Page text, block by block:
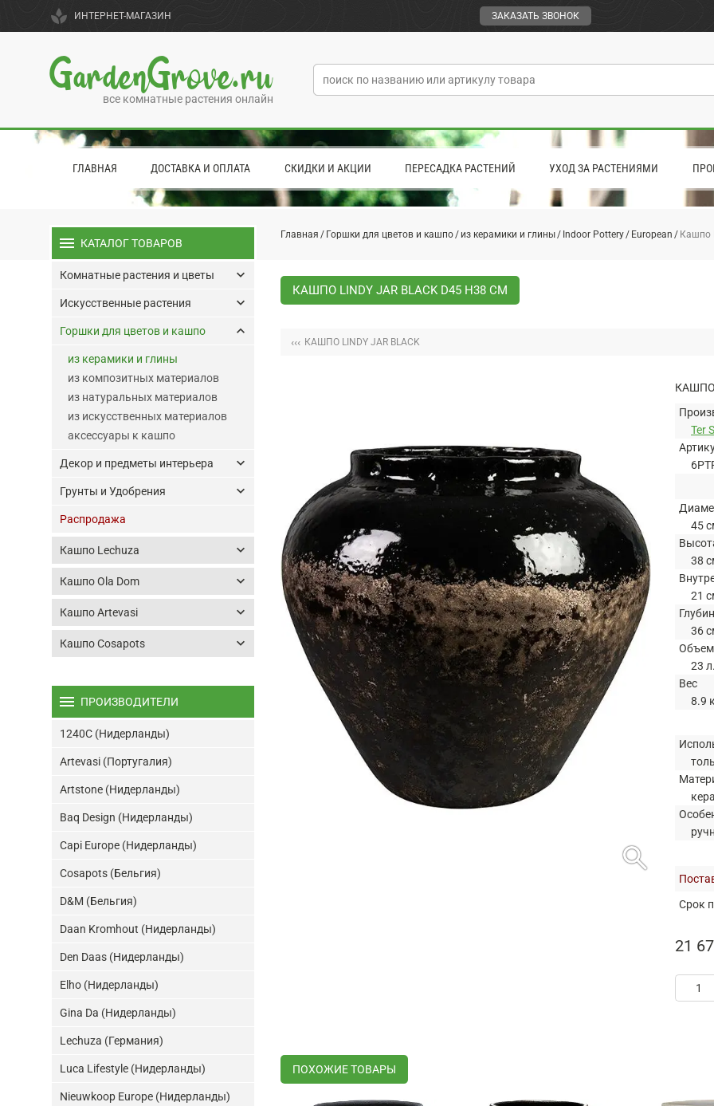
spa ИНТЕРНЕТ-МАГАЗИН ЗАКАЗАТЬ ЗВОНОК
GardenGrove.ru
все комнатные растения онлайн
ГЛАВНАЯ ДОСТАВКА И ОПЛАТА СКИДКИ И АКЦИИ ПЕРЕСАДКА РАСТЕНИЙ УХОД ЗА РАСТЕНИЯМИ
Главная Горшки для цветов и кашпо из керамики и глины Indoor Pottery European Кашпо
КАШПО LINDY JAR BLACK D45 H38 СМ
‹‹‹ КАШПО LINDY JAR BLACK
search
КАШПО
Ter
45
38
21
36
Объем
23 л.
Вес
8.9
Срок
21
ПОХОЖИЕ ТОВАРЫ
menu КАТАЛОГ ТОВАРОВ
Комнатные растения и цветы keyboard_arrow_down
Искусственные растения keyboard_arrow_down
Горшки для цветов и кашпо keyboard_arrow_up
из керамики и глины
из композитных материалов
из натуральных материалов
из искусственных материалов
аксессуары к кашпо
Декор и предметы интерьера keyboard_arrow_down
Грунты и Удобрения keyboard_arrow_down
Распродажа
Кашпо Lechuza keyboard_arrow_down
Кашпо Ola Dom keyboard_arrow_down
Кашпо Artevasi keyboard_arrow_down
Кашпо Cosapots keyboard_arrow_down
menu ПРОИЗВОДИТЕЛИ
1240C (Нидерланды)
Artevasi (Португалия)
Artstone (Нидерланды)
Baq Design (Нидерланды)
Capi Europe (Нидерланды)
Cosapots (Бельгия)
D&M (Бельгия)
Daan Kromhout (Нидерланды)
Den Daas (Нидерланды)
Elho (Нидерланды)
Gina Da (Нидерланды)
Lechuza (Германия)
Luca Lifestyle (Нидерланды)
Nieuwkoop Europe (Нидерланды)